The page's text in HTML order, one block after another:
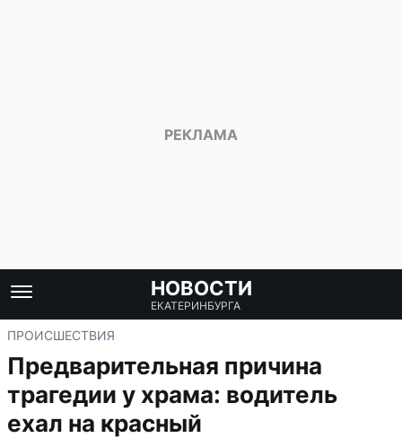
НОВОСТИ
ЕКАТЕРИНБУРГА
ПРОИСШЕСТВИЯ
Предварительная причина
трагедии у храма: водитель
ехал на красный